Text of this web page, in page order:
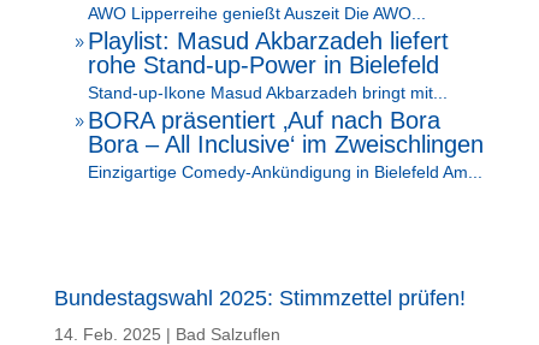
AWO Lipperreihe genießt Auszeit Die AWO...
9 Playlist: Masud Akbarzadeh liefert
rohe Stand-up-Power in Bielefeld
Stand-up-Ikone Masud Akbarzadeh bringt mit...
9 BORA präsentiert ‚Auf nach Bora
Bora – All Inclusive‘ im Zweischlingen
Einzigartige Comedy-Ankündigung in Bielefeld Am...
Bundestagswahl 2025: Stimmzettel prüfen!
14. Feb. 2025 | Bad Salzuflen